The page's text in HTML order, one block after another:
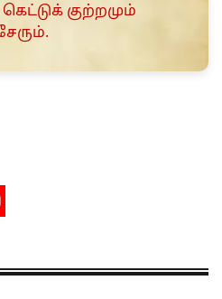
குற்றமும்